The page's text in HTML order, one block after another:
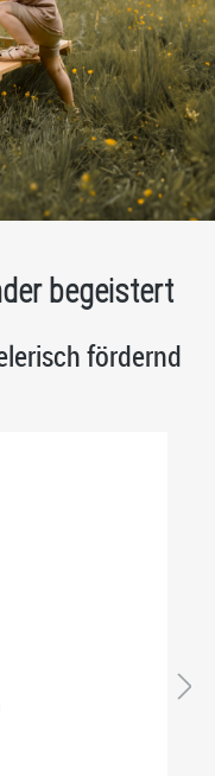
begeistert
fördernd